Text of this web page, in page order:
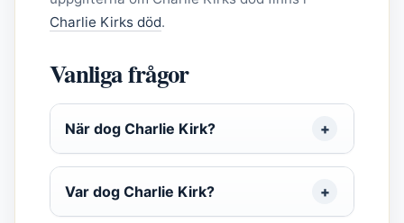
Charlie Kirks död.
Vanliga frågor
När dog Charlie Kirk?
Var dog Charlie Kirk?